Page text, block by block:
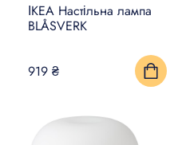
ІКЕА Настільна лампа
BLÅSVERK
919 ₴